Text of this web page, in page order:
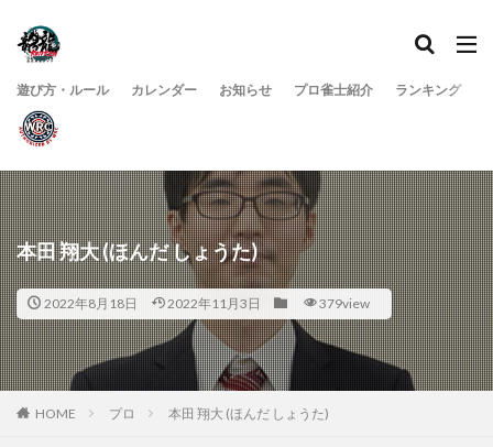
遊び方・ルール カレンダー お知らせ プロ雀士紹介 ランキング
本田 翔大 (ほんだ しょうた)
2022年8月18日 2022年11月3日 379view
HOME プロ 本田 翔大 (ほんだ しょうた)